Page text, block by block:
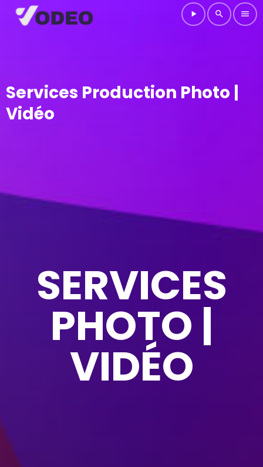
play_arrow search menu
Services Production Photo |
Vidéo
SERVICES
PHOTO |
VIDÉO